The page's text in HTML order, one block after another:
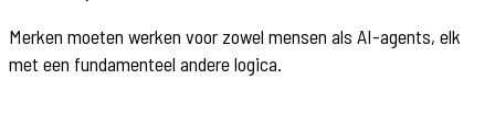
Merken moeten werken voor zowel mensen als AI-agents, elk
met een fundamenteel andere logica.